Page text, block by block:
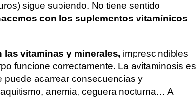
sigue subiendo. No tiene sentido
con los suplementos vitamínicos
las vitaminas y minerales, imprescindibles
funcione correctamente. La avitaminosis es
puede acarrear consecuencias y
anemia, ceguera nocturna… A